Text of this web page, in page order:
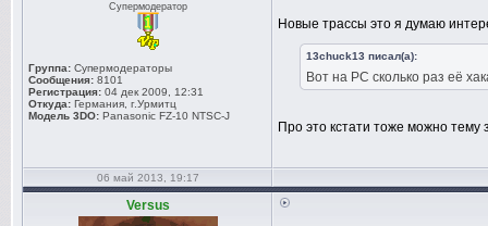
Супермодератор
Группа: Супермодераторы
Сообщения: 8101
Регистрация: 04 дек 2009, 12:31
Откуда: Германия, г.Урмитц
Модель 3DO: Panasonic FZ-10 NTSC-J
Новые трассы это я думаю
13chuck13 писал(а):
Вот на PC сколько раз её
Про это кстати тоже можно тему
06 май 2013, 19:17
Versus